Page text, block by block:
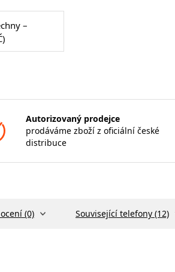
–
Autorizovaný prodejce
prodáváme zboží z oficiální české
distribuce
(0) Související telefony (12)